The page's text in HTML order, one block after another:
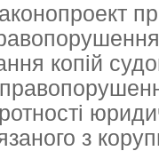
копій
з